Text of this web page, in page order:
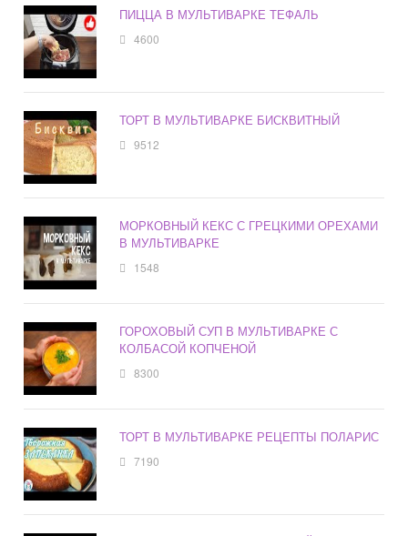
ПИЦЦА В МУЛЬТИВАРКЕ ТЕФАЛЬ
4600
ТОРТ В МУЛЬТИВАРКЕ БИСКВИТНЫЙ
9512
МОРКОВНЫЙ КЕКС С ГРЕЦКИМИ ОРЕХАМИ
В МУЛЬТИВАРКЕ
1548
ГОРОХОВЫЙ СУП В МУЛЬТИВАРКЕ С
КОЛБАСОЙ КОПЧЕНОЙ
8300
ТОРТ В МУЛЬТИВАРКЕ РЕЦЕПТЫ ПОЛАРИС
7190